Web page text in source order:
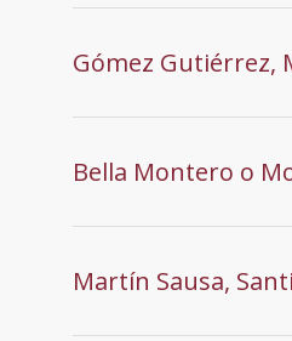
Gómez Gutiérrez,
Bella Montero o
Martín Sausa,